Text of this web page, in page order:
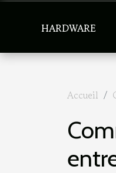
HARDWARE
Accueil